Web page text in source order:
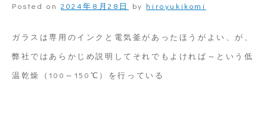
ト
Posted on 2024年8月28日 by hiroyukikomi
ガラスは専用のインクと電気釜があったほうがよい、が、
弊社ではあらかじめ説明してそれでもよければ～という低
温乾燥（100～150℃）を行っている